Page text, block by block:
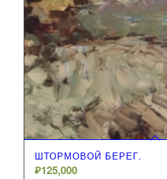
ШТОРМОВОЙ БЕРЕГ.
₽125,000